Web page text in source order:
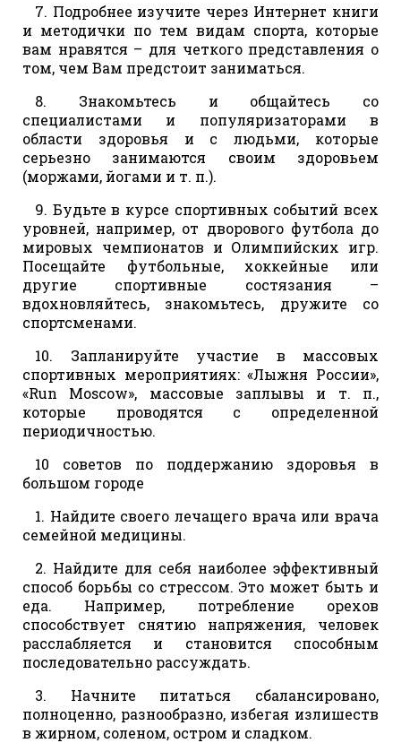
7. Подробнее изучите через Интернет книги
и методички по тем видам спорта, которые
вам нравятся – для четкого представления о
том, чем Вам предстоит заниматься.
8. Знакомьтесь и общайтесь со
специалистами и популяризаторами в
области здоровья и с людьми, которые
серьезно занимаются своим здоровьем
(моржами, йогами и т. п.).
9. Будьте в курсе спортивных событий всех
уровней, например, от дворового футбола до
мировых чемпионатов и Олимпийских игр.
Посещайте футбольные, хоккейные или
другие спортивные состязания –
вдохновляйтесь, знакомьтесь, дружите со
спортсменами.
10. Запланируйте участие в массовых
спортивных мероприятиях: «Лыжня России»,
«Run Moscow», массовые заплывы и т. п.,
которые проводятся с определенной
периодичностью.
10 советов по поддержанию здоровья в
большом городе
1. Найдите своего лечащего врача или врача
семейной медицины.
2. Найдите для себя наиболее эффективный
способ борьбы со стрессом. Это может быть и
еда. Например, потребление орехов
способствует снятию напряжения, человек
расслабляется и становится способным
последовательно рассуждать.
3. Начните питаться сбалансировано,
полноценно, разнообразно, избегая излишеств
в жирном, соленом, остром и сладком.